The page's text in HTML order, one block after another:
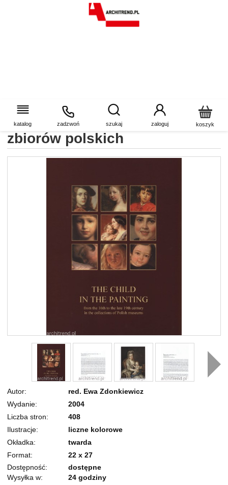
katalog zadzwoń szukaj zaloguj koszyk
Dziecko w malarstwie od XVI
do końca XIX wieku ze
zbiorów polskich
Autor
red. Ewa Zdonkiewicz
Wydanie
2004
Liczba stron
408
Ilustracje
liczne kolorowe
Okładka
twarda
Format
22 x 27
Dostępność:
dostępne
Wysyłka w:
24 godziny